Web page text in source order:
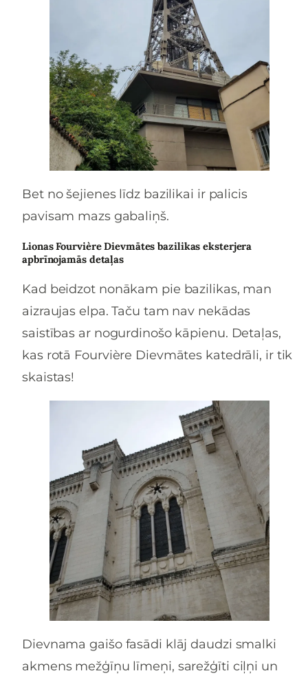
Bet no šejienes līdz bazilikai ir palicis
pavisam mazs gabaliņš.
Lionas Fourvière Dievmātes bazilikas eksterjera
apbrīnojamās detaļas
Kad beidzot nonākam pie bazilikas, man
aizraujas elpa. Taču tam nav nekādas
saistības ar nogurdinošo kāpienu. Detaļas,
kas rotā Fourvière Dievmātes katedrāli, ir tik
skaistas!
Dievnama gaišo fasādi klāj daudzi smalki
akmens mežģīņu līmeņi, sarežģīti ciļņi un